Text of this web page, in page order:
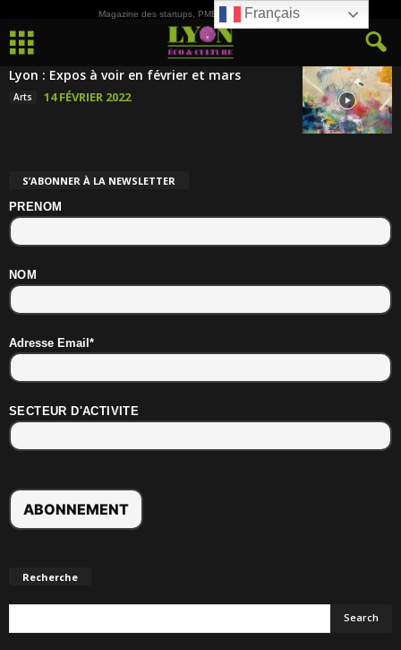
Magazine des startups, PME, ETI et de la Culture
Lyon : Expos à voir en février et mars
Arts 14 FÉVRIER 2022
S’ABONNER À LA NEWSLETTER
PRENOM
NOM
Adresse Email*
SECTEUR D'ACTIVITE
Recherche
Français